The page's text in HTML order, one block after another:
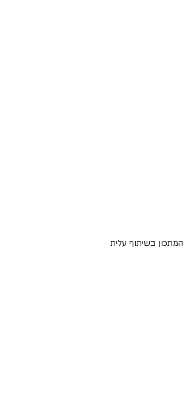
המתכון בשיתוף עלית